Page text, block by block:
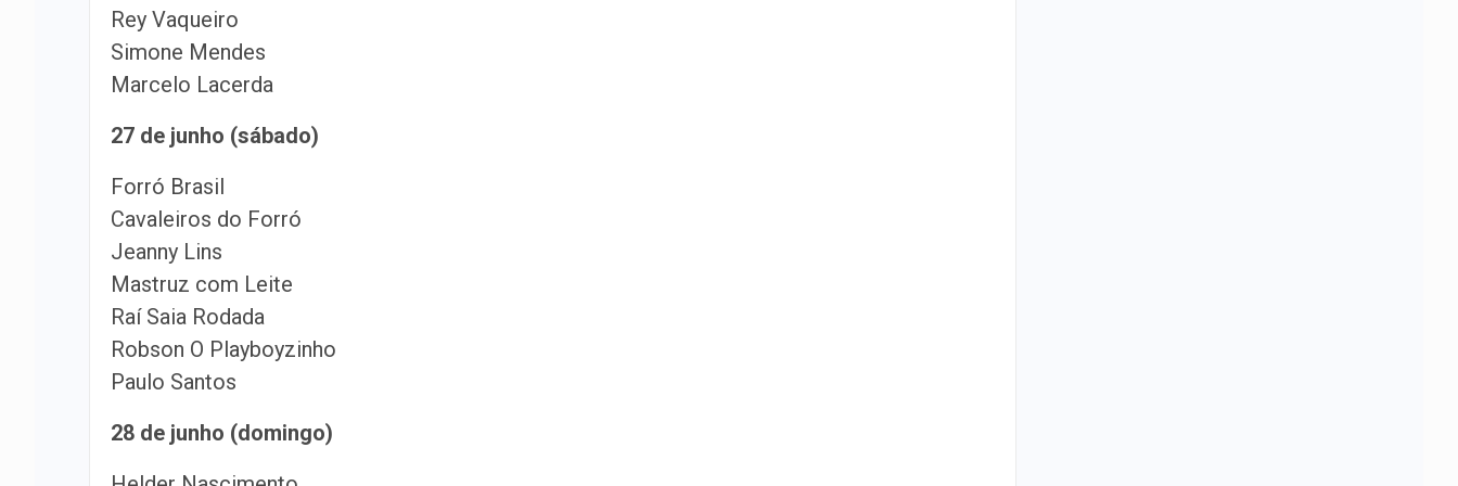
Rey Vaqueiro
Simone Mendes
Marcelo Lacerda
27 de junho (sábado)
Forró Brasil
Cavaleiros do Forró
Jeanny Lins
Mastruz com Leite
Raí Saia Rodada
Robson O Playboyzinho
Paulo Santos
28 de junho (domingo)